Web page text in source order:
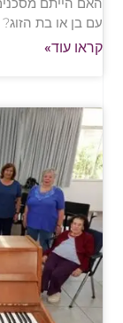
עם בן או בת הזוג?
קראו עוד»